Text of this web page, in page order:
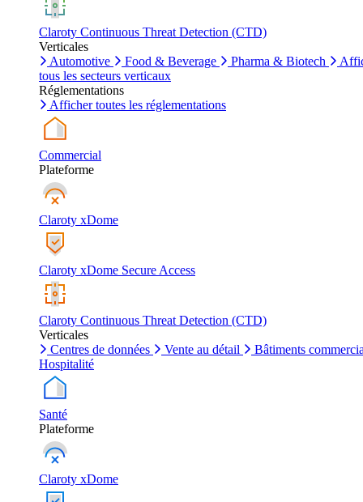
Claroty Continuous Threat Detection (CTD)
Verticales
Automotive
Food & Beverage Pharma & Biotech
tous les secteurs verticaux
Réglementations
Afficher toutes les réglementations
Commercial
Plateforme
Claroty xDome
Claroty xDome Secure Access
Claroty Continuous Threat Detection (CTD)
Verticales
Centres de données
Vente au détail
Bâtiments
Hospitalité
Santé
Plateforme
Claroty xDome